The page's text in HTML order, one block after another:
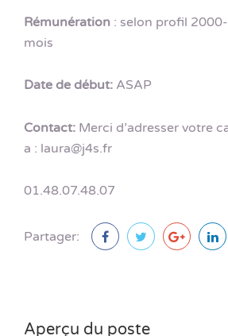
Rémunération : selon profil
mois
Date de début: ASAP
Contact: Merci d’adresser votre
a : laura@j4s.fr
01.48.07.48.07
Partager:
Aperçu du poste